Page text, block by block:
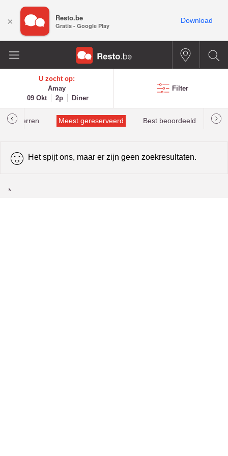
U zocht op:
Amay
09 Okt
2p Diner
Filter
Meest gereserveerd Best beoordeeld
Het spijt ons, maar er zijn geen zoekresultaten.
*
× Resto.be
Gratis - Google Play
Download